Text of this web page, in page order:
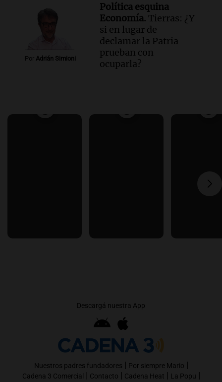
Por Adrián Simioni
Política esquina
Economía. Tierras: ¿Y
si en lugar de
declamar la Patria
prueban con
ocuparla?
Descargá nuestra App
Nuestros padres fundadores | Por siempre Mario |
Cadena 3 Comercial | Contacto | Cadena Heat | La Popu |